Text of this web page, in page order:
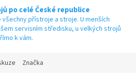
po celé České republice
přístroje a stroje. U menších
servisním středisku, u velkých strojů
k vám.
Značka